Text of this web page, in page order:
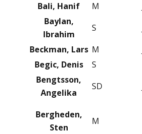
Bali, Hanif
M
Baylan,
Ibrahim
S
Beckman, Lars M
Begic, Denis
S
Bengtsson,
Angelika
SD
Bergheden,
Sten
M